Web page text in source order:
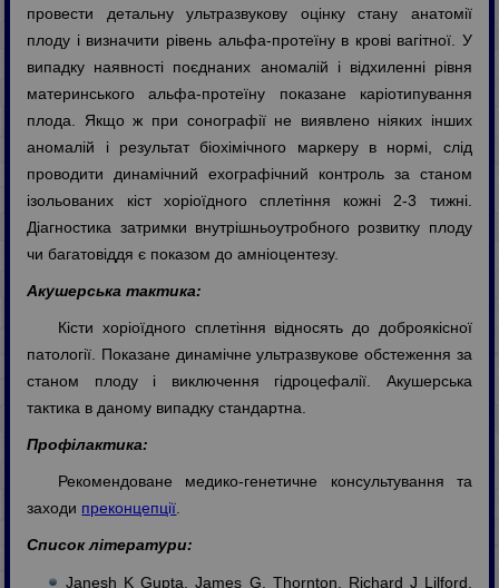
провести детальну ультразвукову оцінку стану анатомії
плоду і визначити рівень альфа-протеїну в крові вагітної. У
випадку наявності поєднаних аномалій і відхиленні рівня
материнського альфа-протеїну показане каріотипування
плода. Якщо ж при сонографії не виявлено ніяких інших
аномалій і результат біохімічного маркеру в нормі, слід
проводити динамічний ехографічний контроль за станом
ізольованих кіст хоріоїдного сплетіння кожні 2-3 тижні.
Діагностика затримки внутрішньоутробного розвитку плоду
чи багатовіддя є показом до амніоцентезу.
Акушерська тактика:
Кісти хоріоїдного сплетіння відносять до доброякісної
патології. Показане динамічне ультразвукове обстеження за
станом плоду і виключення гідроцефалії. Акушерська
тактика в даному випадку стандартна.
Профілактика:
Рекомендоване медико-генетичне консультування та
заходи преконцепції
Список літератури:
Janesh K Gupta, James G. Thornton, Richard J Lilford.